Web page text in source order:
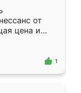
от
цена и
Приехавший
1